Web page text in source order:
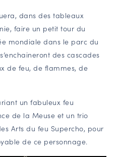
dans des tableaux
faire un petit tour du
mondiale dans le parc du
des cascades
de feu, de flammes, de
un fabuleux feu
de la Meuse et un trio
Arts du feu Supercho, pour
de ce personnage.